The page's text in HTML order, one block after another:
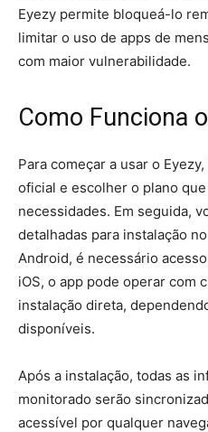
Eyezy permite bloqueá-lo
limitar o uso de apps de
com maior vulnerabilidade.
Como Funciona
Para começar a usar o
oficial e escolher o plano
necessidades. Em seguida,
detalhadas para instalação
Android, é necessário
iOS, o app pode operar com
instalação direta,
disponíveis.
Após a instalação, todas as
monitorado serão
acessível por qualquer